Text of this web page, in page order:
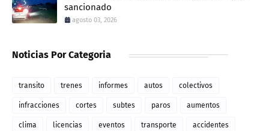
sancionado
agosto 03, 2026
Noticias Por Categoria
transito trenes informes autos colectivos
infracciones cortes subtes paros aumentos
clima licencias eventos transporte accidentes